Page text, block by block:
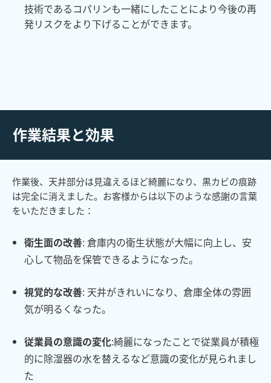
技術であるコパリンも一緒にしたことにより今後の再
発リスクをより下げることができます。
作業結果と効果
作業後、天井部分は見違えるほど綺麗になり、黒カビの痕跡
は完全に消えました。お客様からは以下のような感謝の言葉
をいただきました：
衛生面の改善: 倉庫内の衛生状態が大幅に向上し、安
心して物品を保管できるようになった。
視覚的な改善: 天井がきれいになり、倉庫全体の雰囲
気が明るくなった。
従業員の意識の変化:綺麗になったことで従業員が積極
的に除湿器の水を替えるなど意識の変化が見られまし
た